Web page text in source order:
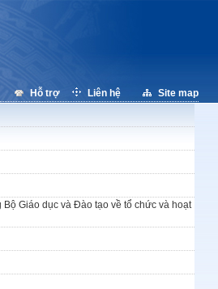
Hỗ trợ Liên hệ Site map
Giáo dục và Đào tạo về tổ chức và hoạt